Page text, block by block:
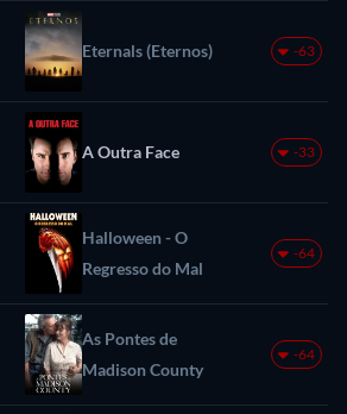
Eternals (Eternos) -63
A Outra Face -33
Halloween - O
Regresso do Mal
-64
As Pontes de
Madison County
-64